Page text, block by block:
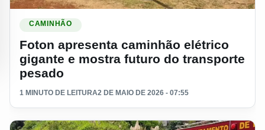
CAMINHÃO
Foton apresenta caminhão elétrico
gigante e mostra futuro do transporte
pesado
1 MINUTO DE LEITURA2 DE MAIO DE 2026 - 07:55